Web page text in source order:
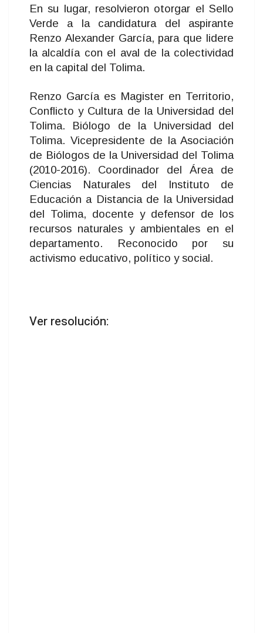
En su lugar, resolvieron otorgar el Sello
Verde a la candidatura del aspirante
Renzo Alexander García, para que lidere
la alcaldía con el aval de la colectividad
en la capital del Tolima.
Renzo García es Magister en Territorio,
Conflicto y Cultura de la Universidad del
Tolima. Biólogo de la Universidad del
Tolima. Vicepresidente de la Asociación
de Biólogos de la Universidad del Tolima
(2010-2016). Coordinador del Área de
Ciencias Naturales del Instituto de
Educación a Distancia de la Universidad
del Tolima, docente y defensor de los
recursos naturales y ambientales en el
departamento. Reconocido por su
activismo educativo, político y social.
Ver resolución: